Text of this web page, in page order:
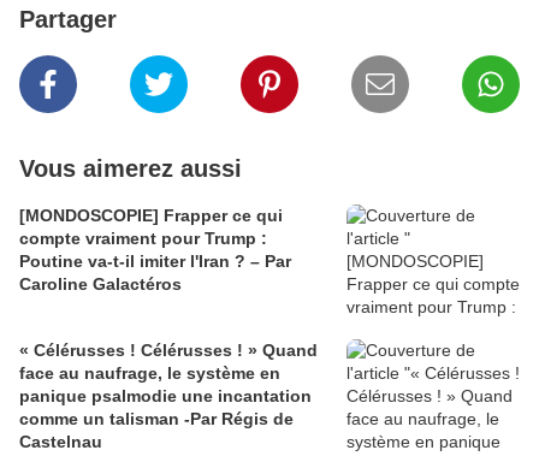
Partager
Vous aimerez aussi
[MONDOSCOPIE] Frapper ce qui
compte vraiment pour Trump :
Poutine va-t-il imiter l'Iran ? – Par
Caroline Galactéros
« Célérusses ! Célérusses ! » Quand
face au naufrage, le système en
panique psalmodie une incantation
comme un talisman -Par Régis de
Castelnau